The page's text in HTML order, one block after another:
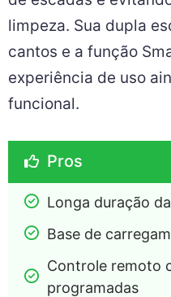
limpeza. Sua dupla
cantos e a função
experiência de uso
funcional.
Pros
Longa duração
Base de
Controle remoto
programadas